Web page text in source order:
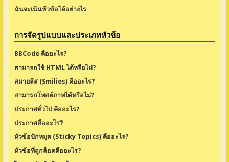
ฉันจะเน้นหัวข้อได้อย่างไร
การจัดรูปแบบและประเภทหัวข้อ
BBCode คืออะไร?
สามารถใช้ HTML ได้หรือไม่?
สมายลีส (Smilies) คืออะไร?
สามารถโพสต์ภาพได้หรือไม่?
ประกาศทั่วไป คืออะไร?
ประกาศคืออะไร?
หัวข้อปักหมุด (Sticky Topics) คืออะไร?
หัวข้อที่ถูกล็อคคืออะไร?